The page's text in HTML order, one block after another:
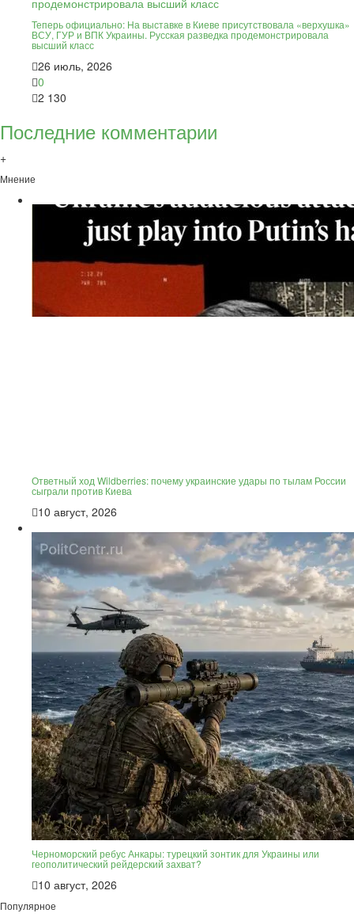
Теперь официально: На выставке в Киеве присутствовала «верхушка»
ВСУ, ГУР и ВПК Украины. Русская разведка продемонстрировала
высший класс
26 июль, 2026
0
2 130
Последние комментарии
+
Мнение
Ответный ход Wildberries: почему украинские удары по тылам России
сыграли против Киева
10 август, 2026
Черноморский ребус Анкары: турецкий зонтик для Украины или
геополитический рейдерский захват?
10 август, 2026
Популярное